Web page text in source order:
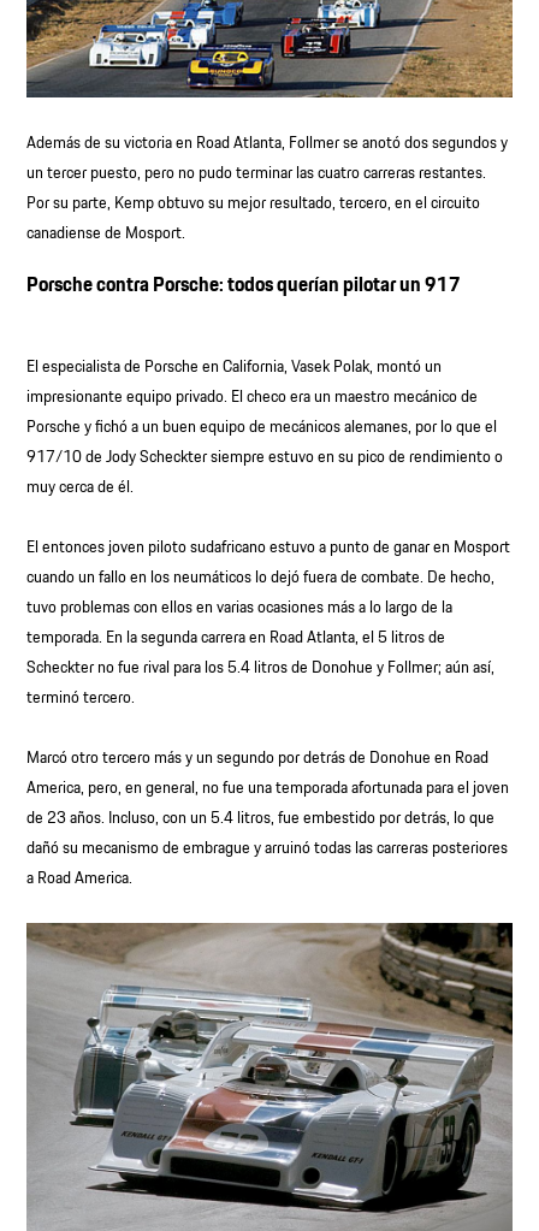
Además de su victoria en Road Atlanta, Follmer se anotó dos segundos y
un tercer puesto, pero no pudo terminar las cuatro carreras restantes.
Por su parte, Kemp obtuvo su mejor resultado, tercero, en el circuito
canadiense de Mosport.
Porsche contra Porsche: todos querían pilotar un 917
El especialista de Porsche en California, Vasek Polak, montó un
impresionante equipo privado. El checo era un maestro mecánico de
Porsche y fichó a un buen equipo de mecánicos alemanes, por lo que el
917/10 de Jody Scheckter siempre estuvo en su pico de rendimiento o
muy cerca de él.
El entonces joven piloto sudafricano estuvo a punto de ganar en Mosport
cuando un fallo en los neumáticos lo dejó fuera de combate. De hecho,
tuvo problemas con ellos en varias ocasiones más a lo largo de la
temporada. En la segunda carrera en Road Atlanta, el 5 litros de
Scheckter no fue rival para los 5.4 litros de Donohue y Follmer; aún así,
terminó tercero.
Marcó otro tercero más y un segundo por detrás de Donohue en Road
America, pero, en general, no fue una temporada afortunada para el joven
de 23 años. Incluso, con un 5.4 litros, fue embestido por detrás, lo que
dañó su mecanismo de embrague y arruinó todas las carreras posteriores
a Road America.